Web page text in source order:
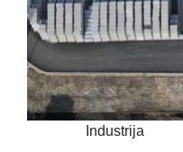
Industrija